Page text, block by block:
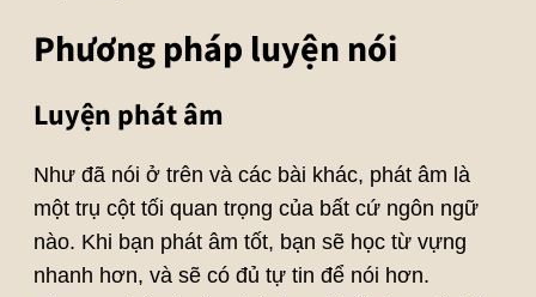
Phương pháp luyện nói
Luyện phát âm
Như đã nói ở trên và các bài khác, phát âm là
một trụ cột tối quan trọng của bất cứ ngôn ngữ
nào. Khi bạn phát âm tốt, bạn sẽ học từ vựng
nhanh hơn, và sẽ có đủ tự tin để nói hơn.